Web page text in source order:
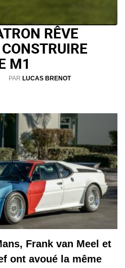
RÊVE
M1
PAR LUCAS BRENOT
Frank van Meel et
ont avoué la même